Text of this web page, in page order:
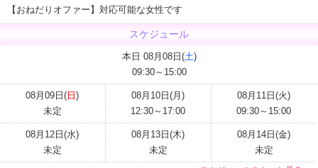
【おねだりオファー】対応可能な女性です
スケジュール
本日 08月08日(土)
09:30～15:00
08月09日( 日)
未定
08月10日(月)
12:30～17:00
08月11日(火)
09:30～15:00
08月12日(水)
未定
08月13日(木)
未定
08月14日(金)
未定